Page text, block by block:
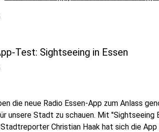
Test: Sightseeing in Essen
die neue Radio Essen-App zum Anlass
unsere Stadt zu schauen. Mit "Sightseeing
Christian Haak hat sich die